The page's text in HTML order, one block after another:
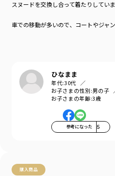
スヌードを交換し合って着たりしてい
車での移動が多いので、コートやジャ
ひなまま
年代:30代
お子さまの性別:男の子
お子さまの年齢:3歳
参考になった 5
購入商品
裾口はリブ仕様なので
モデル：身長109cm 体重18kg
サイズ：サイズ110
／ branshes
／アウトレット
／トップス>トレー
／パープル